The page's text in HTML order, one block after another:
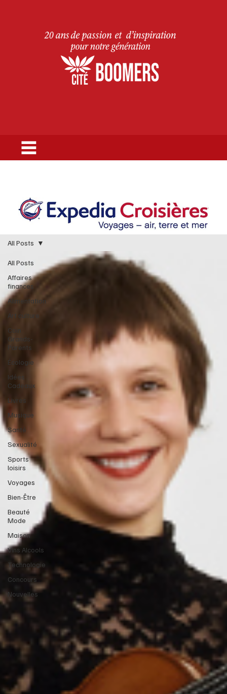
All Posts
Affaires
finances
Alimentation
Art culture
Coin
Grands-
Parents
Écologie
Idées
Cadeaux
Livres
Musique
Santé
Sexualité
Sports
loisirs
Voyages
Bien-Être
Beauté
Mode
Maison
Vins Alcools
Technologie
Concours
Nouvelles
All Posts